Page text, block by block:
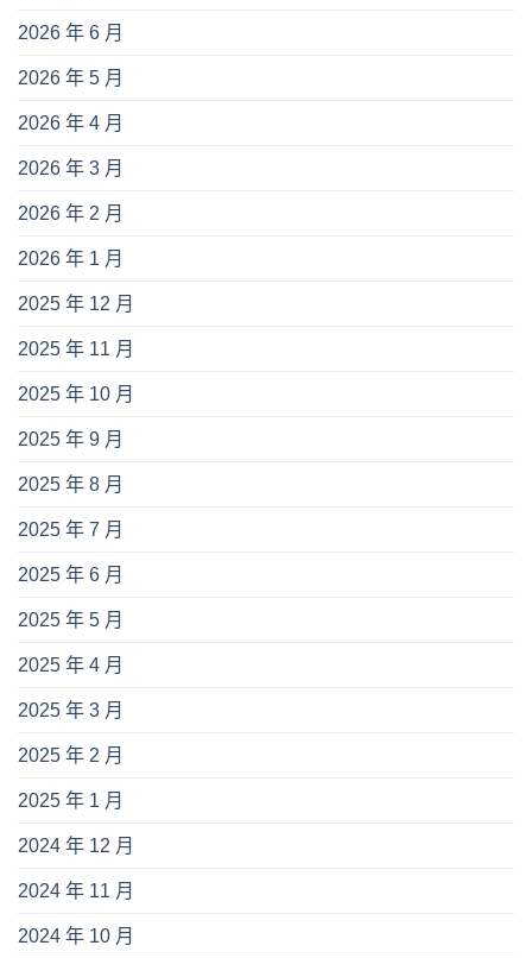
2026 年 6 月
2026 年 5 月
2026 年 4 月
2026 年 3 月
2026 年 2 月
2026 年 1 月
2025 年 12 月
2025 年 11 月
2025 年 10 月
2025 年 9 月
2025 年 8 月
2025 年 7 月
2025 年 6 月
2025 年 5 月
2025 年 4 月
2025 年 3 月
2025 年 2 月
2025 年 1 月
2024 年 12 月
2024 年 11 月
2024 年 10 月